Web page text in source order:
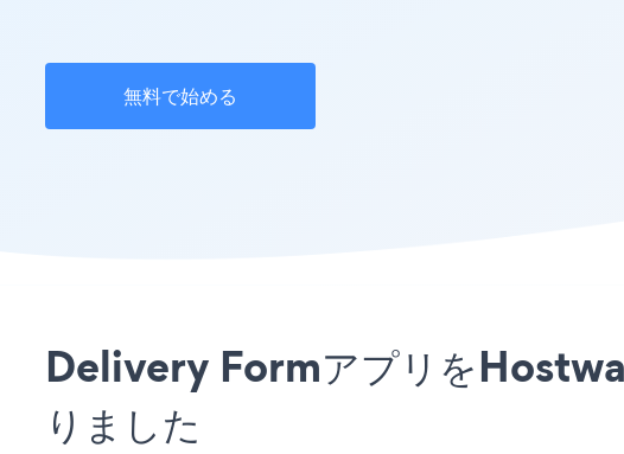
無料で始める
Delivery Formアプリを
りました